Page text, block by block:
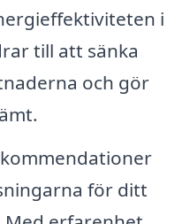
i
till att sänka
och gör
för ditt